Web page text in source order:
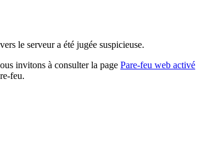
le serveur a été jugée suspicieuse.
invitons à consulter la page Pare-feu web activé
feu.